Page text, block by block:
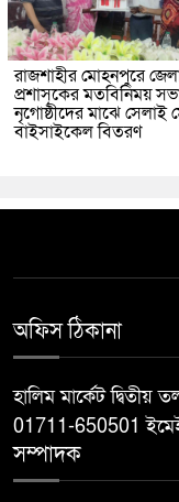
রাজশাহীর মোহনপুরে
প্রশাসকের মতবিনিময়
নৃগোষ্ঠীদের মাঝে সেলাই
বাইসাইকেল বিতরণ
অফিস ঠিকানা
হালিম মার্কেট
01711-650501
সম্পাদক